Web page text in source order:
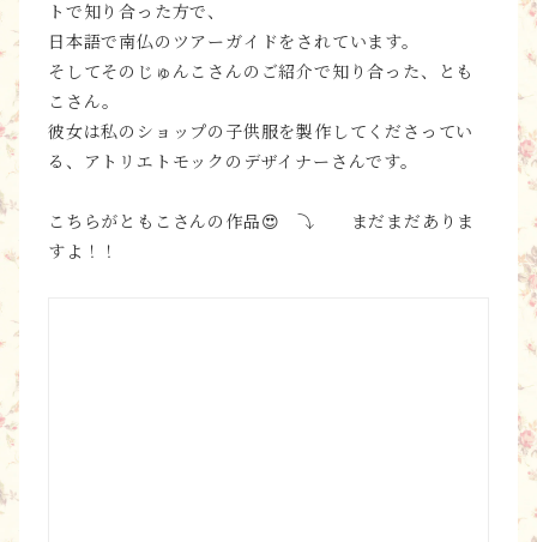
トで知り合った方で、
日本語で南仏のツアーガイドをされています。
そしてそのじゅんこさんのご紹介で知り合った、とも
こさん。
彼女は私のショップの子供服を製作してくださってい
る、アトリエトモックのデザイナーさんです。
こちらがともこさんの作品😍 ⤵ まだまだありま
すよ！！